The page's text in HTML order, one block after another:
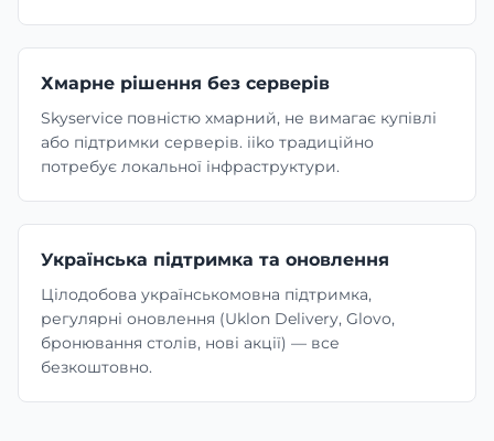
Хмарне рішення без серверів
Skyservice повністю хмарний, не вимагає купівлі
або підтримки серверів. iiko традиційно
потребує локальної інфраструктури.
Українська підтримка та оновлення
Цілодобова українськомовна підтримка,
регулярні оновлення (Uklon Delivery, Glovo,
бронювання столів, нові акції) — все
безкоштовно.